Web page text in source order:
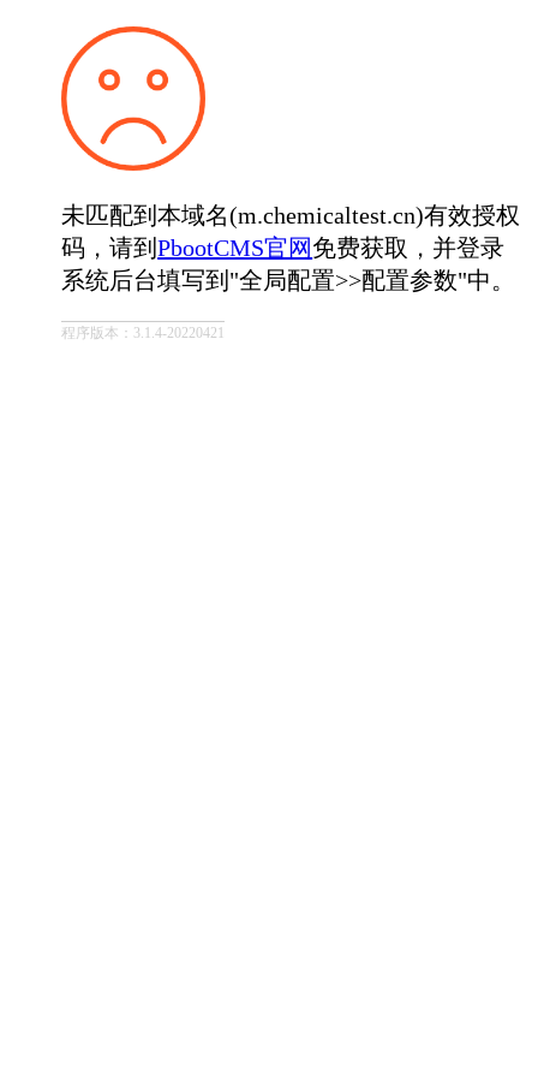
未匹配到本域名(m.chemicaltest.cn)有效授权
码，请到PbootCMS官网免费获取，并登录
系统后台填写到"全局配置>>配置参数"中。
程序版本：3.1.4-20220421